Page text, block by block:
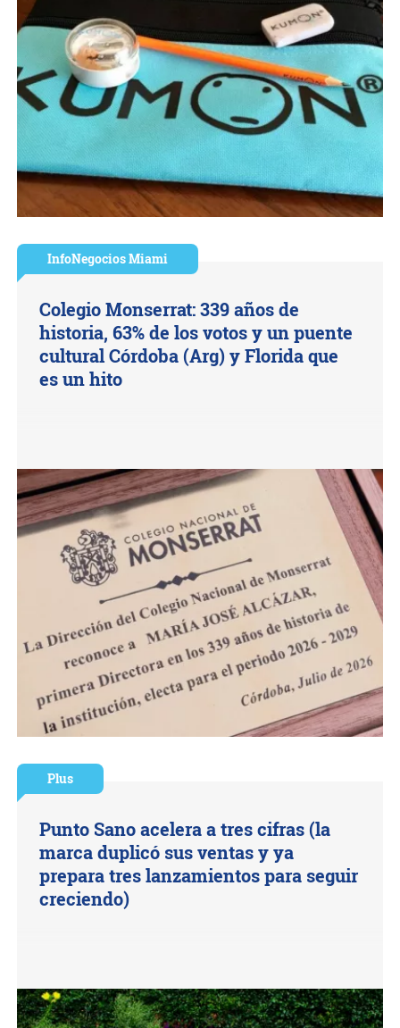
InfoNegocios Miami
Colegio Monserrat: 339 años de
historia, 63% de los votos y un puente
cultural Córdoba (Arg) y Florida que
es un hito
Plus
Punto Sano acelera a tres cifras (la
marca duplicó sus ventas y ya
prepara tres lanzamientos para seguir
creciendo)